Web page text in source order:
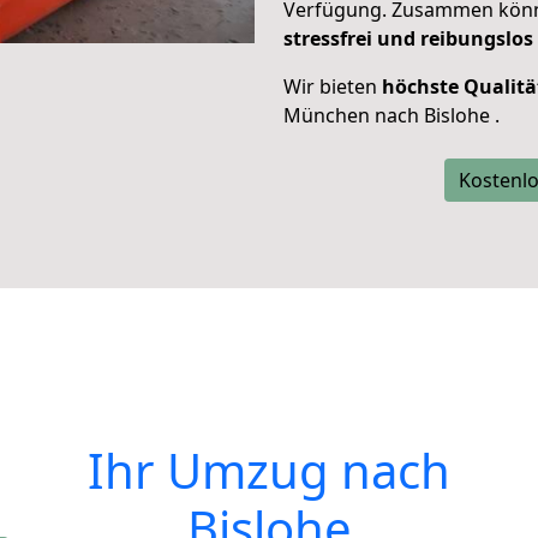
Verfügung. Zusammen
stressfrei und reibungslos
Wir bieten höchste
München nach Bislohe .
Ihr Umzug nach